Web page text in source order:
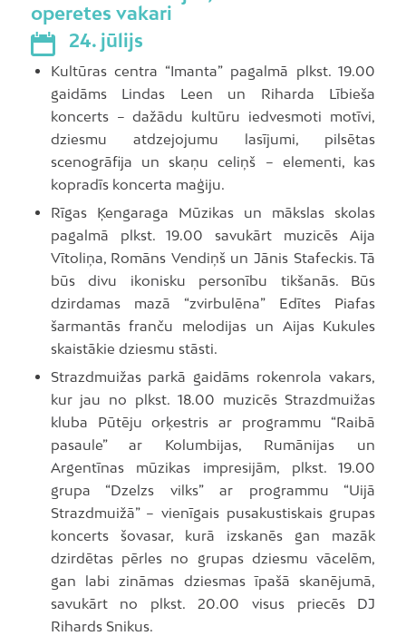
operetes vakari
24. jūlijs
Kultūras centra “Imanta” pagalmā plkst. 19.00
gaidāms Lindas Leen un Riharda Lībieša
koncerts – dažādu kultūru iedvesmoti motīvi,
dziesmu atdzejojumu lasījumi, pilsētas
scenogrāfija un skaņu celiņš – elementi, kas
kopradīs koncerta maģiju.
Rīgas Ķengaraga Mūzikas un mākslas skolas
pagalmā plkst. 19.00 savukārt muzicēs Aija
Vītoliņa, Romāns Vendiņš un Jānis Stafeckis. Tā
būs divu ikonisku personību tikšanās. Būs
dzirdamas mazā “zvirbulēna” Edītes Piafas
šarmantās franču melodijas un Aijas Kukules
skaistākie dziesmu stāsti.
Strazdmuižas parkā gaidāms rokenrola vakars,
kur jau no plkst. 18.00 muzicēs Strazdmuižas
kluba Pūtēju orķestris ar programmu “Raibā
pasaule” ar Kolumbijas, Rumānijas un
Argentīnas mūzikas impresijām, plkst. 19.00
grupa “Dzelzs vilks” ar programmu “Uijā
Strazdmuižā” – vienīgais pusakustiskais grupas
koncerts šovasar, kurā izskanēs gan mazāk
dzirdētas pērles no grupas dziesmu vācelēm,
gan labi zināmas dziesmas īpašā skanējumā,
savukārt no plkst. 20.00 visus priecēs DJ
Rihards Snikus.